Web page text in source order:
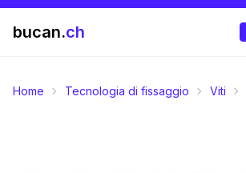
bucan.ch
Home Tecnologia di fissaggio Viti